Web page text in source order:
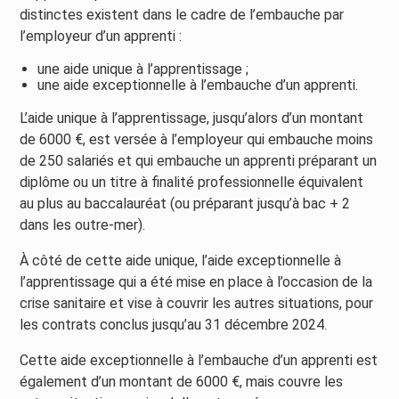
distinctes existent dans le cadre de l’embauche par
l’employeur d’un apprenti :
une aide unique à l’apprentissage ;
une aide exceptionnelle à l’embauche d’un apprenti.
L’aide unique à l’apprentissage, jusqu’alors d’un montant
de 6000 €, est versée à l’employeur qui embauche moins
de 250 salariés et qui embauche un apprenti préparant un
diplôme ou un titre à finalité professionnelle équivalent
au plus au baccalauréat (ou préparant jusqu’à bac + 2
dans les outre-mer).
À côté de cette aide unique, l’aide exceptionnelle à
l’apprentissage qui a été mise en place à l’occasion de la
crise sanitaire et vise à couvrir les autres situations, pour
les contrats conclus jusqu’au 31 décembre 2024.
Cette aide exceptionnelle à l’embauche d’un apprenti est
également d’un montant de 6000 €, mais couvre les